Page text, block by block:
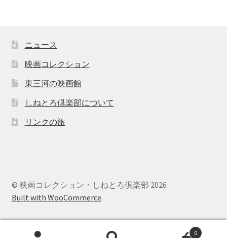
ニュース
映画コレクション
東三河の映画館
しねとろ倶楽部について
リンクの旅
© 映画コレクション・しねとろ倶楽部 2026
Built with WooCommerce.
0